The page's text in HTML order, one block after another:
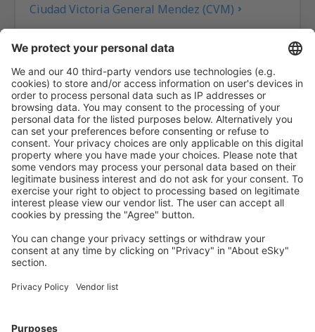
Ciudad Victoria General Mendez (CVM)
Chihuahua General Roberto Fierro Villalobos
(CUU)
Durango Genral Guadelupe Victoria (DGO)
Guerrero Negro Airport (GUB)
Veracruz General Heriberto Jara (VER)
Puebla Hermanos Serdan (PBC)
Huatulco Intl Airport (HUX)
Hermosillo General Ignacio L. Pesqueira (HMO)
Campeche Alberto Acuna Ongay (CPE)